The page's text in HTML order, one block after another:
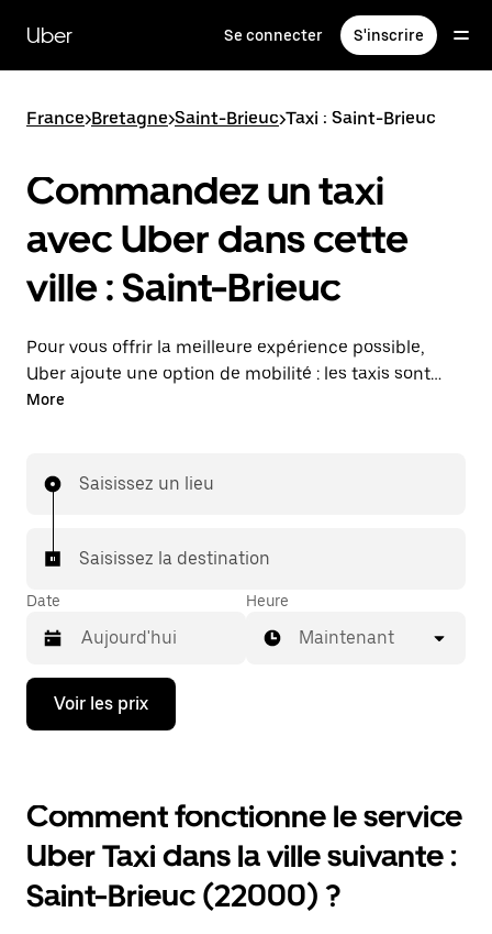
contenu
principal
Uber Se connecter S'inscrire
France>Bretagne>Saint-Brieuc>Taxi : Saint-Brieuc
Commandez un taxi
avec Uber dans cette
ville : Saint-Brieuc
Pour vous offrir la meilleure expérience possible,
Uber ajoute une option de mobilité : les taxis sont
maintenant disponibles dans l'application. Uber Taxi :
More
Saisissez un lieu
Saisissez la destination
Date
Appuyez
la
bas
pour
ouvrir
le
calendrier
et
Heure
Maintenant
Voir les prix
Comment fonctionne le service
Uber Taxi dans la ville suivante :
Saint-Brieuc (22000) ?